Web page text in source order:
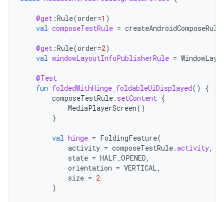
@get :Rule(order=1 )
val composeTestRule =
@get :Rule(order=2)
val windowLayoutInfoPublisherRule =
@Test
fun foldedWithHinge_foldableUiDisplayed()
{
composeTestRule. setContent {
MediaPlayerScreen()
}
val hinge = FoldingFeature(
activity = composeTestRule.activity,
state = HALF_OPENED,
orientation = VERTICAL,
size = 2
)